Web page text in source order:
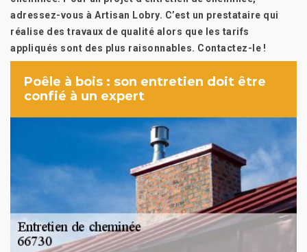
adressez-vous à Artisan Lobry. C’est un prestataire qui
réalise des travaux de qualité alors que les tarifs
appliqués sont des plus raisonnables. Contactez-le !
Poêle à bois : son entretien doit être
confié à un expert